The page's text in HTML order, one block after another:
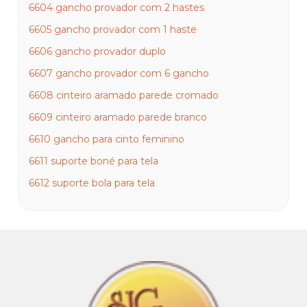
6604 gancho provador com 2 hastes
6605 gancho provador com 1 haste
6606 gancho provador duplo
6607 gancho provador com 6 gancho
6608 cinteiro aramado parede cromado
6609 cinteiro aramado parede branco
6610 gancho para cinto feminino
6611 suporte boné para tela
6612 suporte bola para tela
6616 tampa cromada para manequim
6617 base de vidro redonda para manequim